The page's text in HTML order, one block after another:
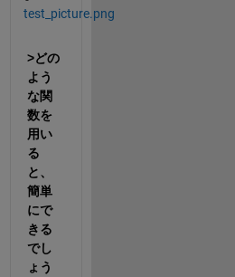
test_picture.png
>どの
よう
な関
数を
用い
る
と、
簡単
にで
きる
でし
ょう